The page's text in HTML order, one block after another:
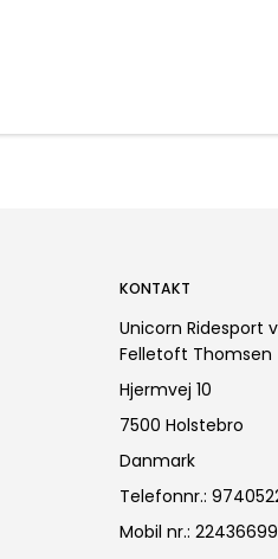
KONTAKT
Unicorn Ridesport
Felletoft Thomsen
Hjermvej 10
7500 Holstebro
Danmark
Telefonnr.:
Mobil nr.: 22436699